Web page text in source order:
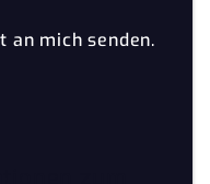
an mich senden.